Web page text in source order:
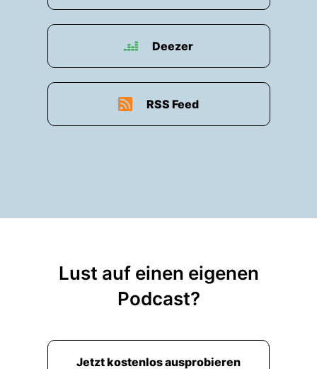
Deezer
RSS Feed
Lust auf einen eigenen
Podcast?
Jetzt kostenlos ausprobieren